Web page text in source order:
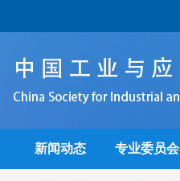
新闻动态 专业委员会